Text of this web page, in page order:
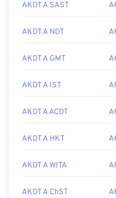
AKDT A SAST
AKDT A NDT
AKDT A GMT
AKDT A IST
AKDT A ACDT
AKDT A HKT
AKDT A WITA
AKDT A ChST